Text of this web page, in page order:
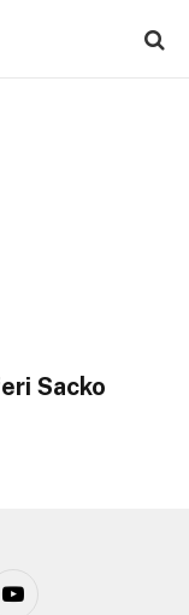
Sacko
YouTube